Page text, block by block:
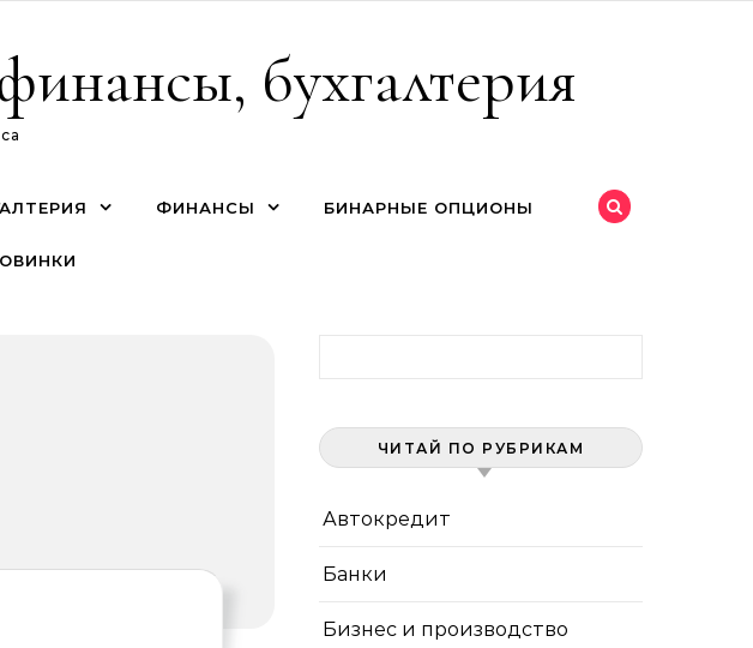
бухгалтерия
ФИНАНСЫ БИНАРНЫЕ ОПЦИОНЫ
ЧИТАЙ ПО РУБРИКАМ
Автокредит
Банки
Бизнес и производство